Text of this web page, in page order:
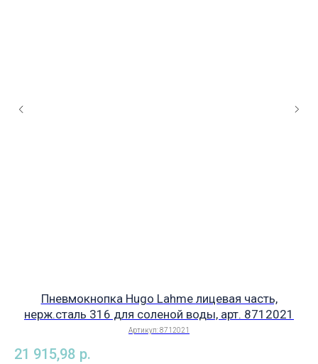
Пневмокнопка Hugo Lahme лицевая часть,
нерж.сталь 316 для соленой воды, арт. 8712021
Артикул:8712021
21 915,98 р.